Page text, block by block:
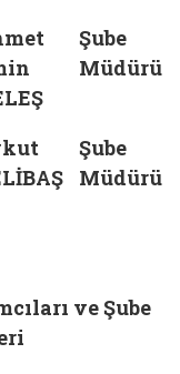
Şube
Müdürü
Şube
Müdürü
ve Şube